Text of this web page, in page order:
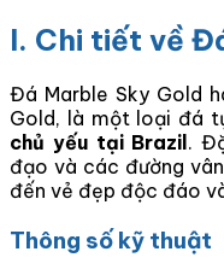
I. Chi tiết về
Đá Marble Sky Gold
Gold, là một loại đá
chủ yếu tại Brazil .
đạo và các đường
đến vẻ đẹp độc đáo
Thông số kỹ thuật